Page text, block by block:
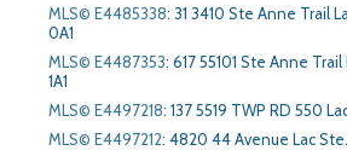
MLS© E4485338: 31 3410 Ste Anne Trail
0A1
MLS© E4487353: 617 55101 Ste Anne
1A1
MLS© E4497218: 137 5519 TWP RD 550
MLS© E4497212: 4820 44 Avenue Lac